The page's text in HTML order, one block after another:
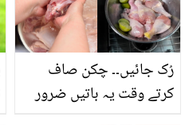
رُک جائیں۔۔ چکن صاف
کرتے وقت یہ باتیں ضرور